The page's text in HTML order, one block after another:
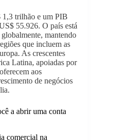
trilhão e um PIB
55.926. O país está
globalmente, mantendo
que incluem as
As crescentes
Latina, apoiadas por
aos
de negócios
a abrir uma conta
comercial na